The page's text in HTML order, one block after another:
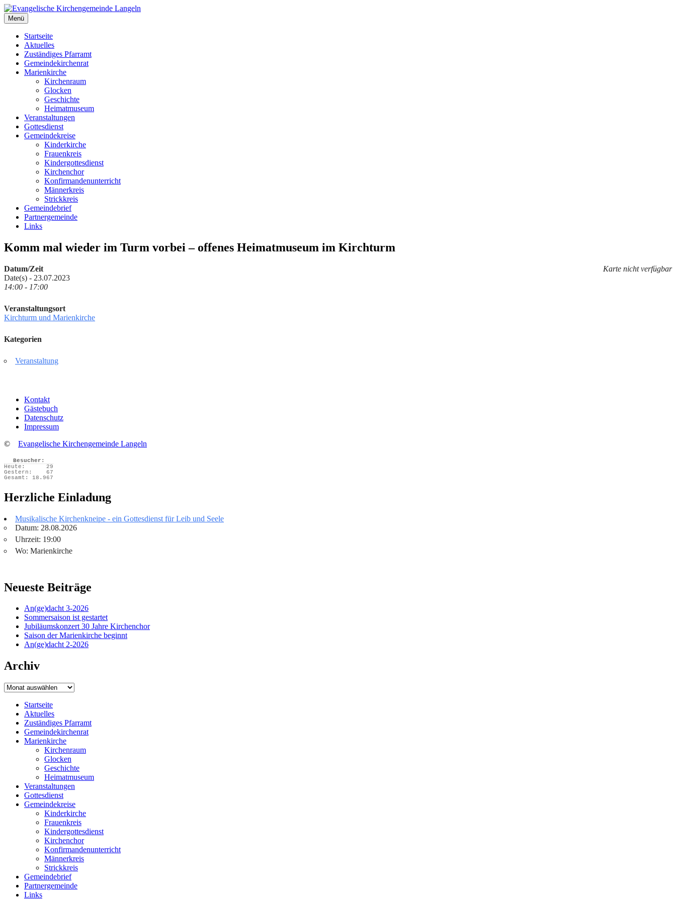
Zum
Inhalt
springen
Evangelische Kirchengemeinde Langeln
Evangelische Kirchengemeinde Langeln
Menü
Startseite
Aktuelles
Zuständiges Pfarramt
Gemeindekirchenrat
Marienkirche
Kirchenraum
Glocken
Geschichte
Heimatmuseum
Veranstaltungen
Gottesdienst
Gemeindekreise
Kinderkirche
Frauenkreis
Kindergottesdienst
Kirchenchor
Konfirmandenunterricht
Männerkreis
Strickkreis
Gemeindebrief
Partnergemeinde
Links
Komm mal wieder im Turm vorbei – offenes Heimatmuseum im Kirchturm
Karte nicht verfügbar
Datum/Zeit
Date(s) - 23.07.2023
14:00 - 17:00
Veranstaltungsort
Kirchturm und Marienkirche
Kategorien
Veranstaltung
Kontakt
Gästebuch
Datenschutz
Impressum
© Evangelische Kirchengemeinde Langeln
Besucher:
Heute:
29
Gestern:
67
Gesamt:
18.967
Herzliche Einladung
Musikalische Kirchenkneipe - ein Gottesdienst für Leib und Seele
Datum: 28.08.2026
Uhrzeit: 19:00
Wo: Marienkirche
Neueste Beiträge
An(ge)dacht 3-2026
Sommersaison ist gestartet
Jubiläumskonzert 30 Jahre Kirchenchor
Saison der Marienkirche beginnt
An(ge)dacht 2-2026
Archiv
Archiv
Startseite
Aktuelles
Zuständiges Pfarramt
Gemeindekirchenrat
Marienkirche
Kirchenraum
Glocken
Geschichte
Heimatmuseum
Veranstaltungen
Gottesdienst
Gemeindekreise
Kinderkirche
Frauenkreis
Kindergottesdienst
Kirchenchor
Konfirmandenunterricht
Männerkreis
Strickkreis
Gemeindebrief
Partnergemeinde
Links